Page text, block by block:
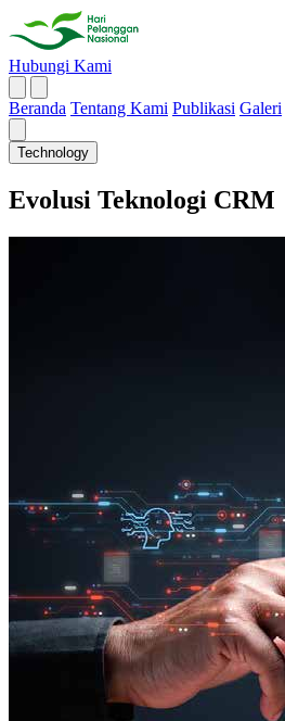
Hubungi Kami
Beranda Tentang Kami Publikasi Galeri
Technology
Evolusi Teknologi CRM